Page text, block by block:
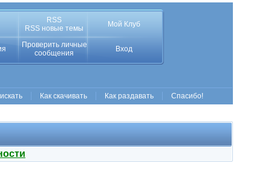
RSS
RSS новые темы
Мой Клуб
Проверить личные
сообщения
Вход
Как скачивать Как раздавать Спасибо!